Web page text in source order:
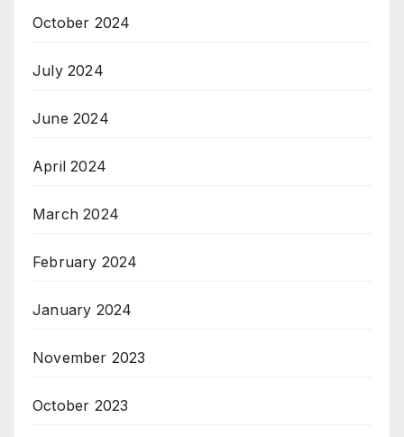
October 2024
July 2024
June 2024
April 2024
March 2024
February 2024
January 2024
November 2023
October 2023